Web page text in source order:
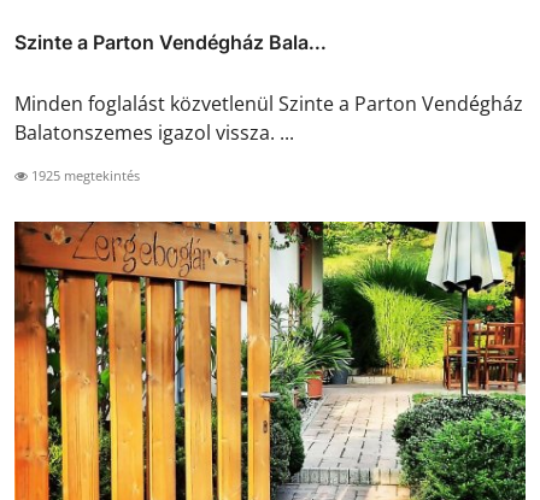
Szinte a Parton Vendégház Bala...
Minden foglalást közvetlenül Szinte a Parton Vendégház
Balatonszemes igazol vissza. ...
1925 megtekintés